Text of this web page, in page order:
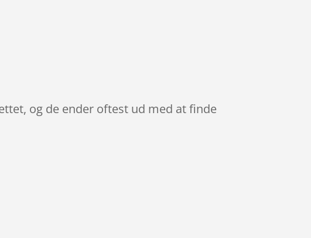
og de ender oftest ud med at finde